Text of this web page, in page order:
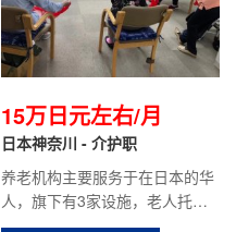
15万日元左右/月
日本神奈川 - 介护职
养老机构主要服务于在日本的华
人，旗下有3家设施，老人托管
为主。位置都在横滨市繁华地